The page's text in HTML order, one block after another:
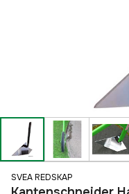
SVEA REDSKAP